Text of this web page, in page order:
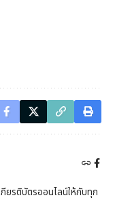
ยรติบัตรออนไลน์ให้กับทุก